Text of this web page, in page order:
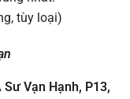
tùy loại)
Sư Vạn Hạnh, P13,